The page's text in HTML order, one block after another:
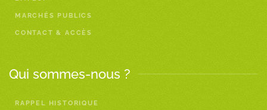
MARCHÉS PUBLICS
CONTACT & ACCÈS
Qui sommes-nous ?
RAPPEL HISTORIQUE